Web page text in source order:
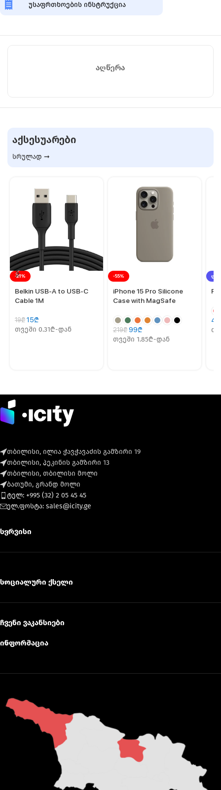
უსაფრთხოების ინსტრუქცია
ᲐᲦᲬᲔᲠᲐ
ᲐᲥᲡᲔᲡᲣᲐᲠᲔᲑᲘ
სრულად ➞
-21%
Belkin USB-A to USB-C
Cable 1M
19₾ 15₾
თვეში 0.31₾-დან
-55%
iPhone 15 Pro Silicone
Case with MagSafe
219₾ 99₾
თვეში 1.85₾-დან
49
თბილისი, ილია ჭავჭავაძის გამზირი 19
თბილისი, პეკინის გამზირი 13
თბილისი, თბილისი მოლი
ბათუმი, გრანდ მოლი
ტელ: +995 (32) 2 05 45 45
ელ.ფოსტა: sales@icity.ge
სერვისი
სოციალური ქსელი
ჩვენი ვაკანსიები
ინფორმაცია